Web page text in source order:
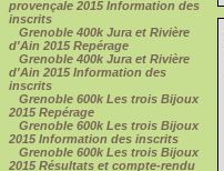
provençale 2015 Information des
inscrits
Grenoble 400k Jura et Rivière
d'Ain 2015 Repérage
Grenoble 400k Jura et Rivière
d'Ain 2015 Information des
inscrits
Grenoble 600k Les trois Bijoux
2015 Repérage
Grenoble 600k Les trois Bijoux
2015 Information des inscrits
Grenoble 600k Les trois Bijoux
2015 Résultats et compte-rendu